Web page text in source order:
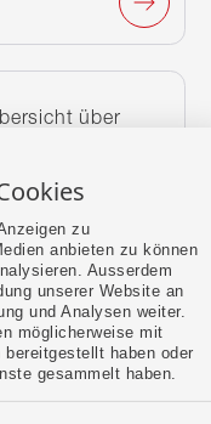
zu
anbieten zu können
Ausserdem
unserer Website an
und Analysen weiter.
möglicherweise mit
haben oder
gesammelt haben.
über
mehr
lassen?